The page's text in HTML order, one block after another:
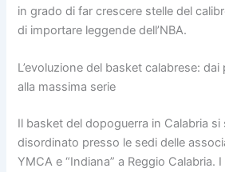
in grado di far crescere stelle del
di importare leggende dell’NBA.
L’evoluzione del basket calabrese:
alla massima serie
Il basket del dopoguerra in Calabria
disordinato presso le sedi delle
YMCA e “Indiana” a Reggio Calabria.